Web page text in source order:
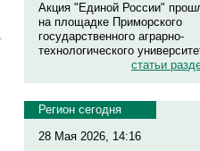
Акция "Единой России"
на площадке Приморского
государственного аграрно-
технологического
статьи
Регион сегодня
28 Мая 2026, 14:16